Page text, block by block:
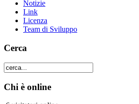
Notizie
Link
Licenza
Team di Sviluppo
Cerca
Chi è online